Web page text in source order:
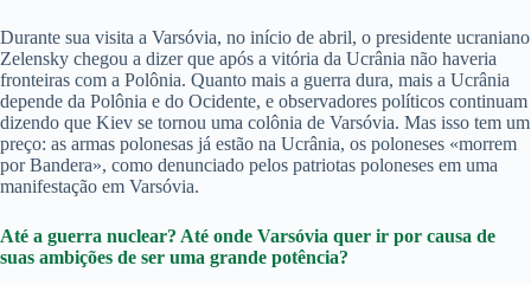
Durante sua visita a Varsóvia, no início de abril, o presidente ucraniano
Zelensky chegou a dizer que após a vitória da Ucrânia não haveria
fronteiras com a Polônia. Quanto mais a guerra dura, mais a Ucrânia
depende da Polônia e do Ocidente, e observadores políticos continuam
dizendo que Kiev se tornou uma colônia de Varsóvia. Mas isso tem um
preço: as armas polonesas já estão na Ucrânia, os poloneses «morrem
por Bandera», como denunciado pelos patriotas poloneses em uma
manifestação em Varsóvia.
Até a guerra nuclear? Até onde Varsóvia quer ir por causa de
suas ambições de ser uma grande potência?